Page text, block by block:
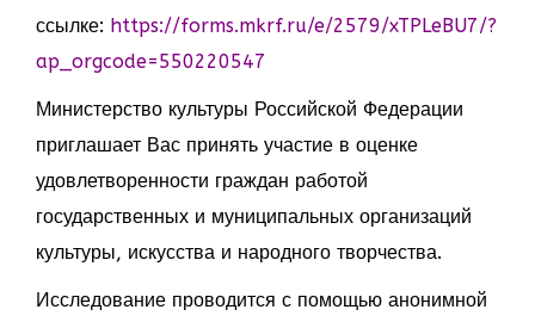
ссылке: https://forms.mkrf.ru/e/2579/xTPLeBU7/?
ap_orgcode=550220547
Министерство культуры Российской Федерации
приглашает Вас принять участие в оценке
удовлетворенности граждан работой
государственных и муниципальных организаций
культуры, искусства и народного творчества.
Исследование проводится с помощью анонимной